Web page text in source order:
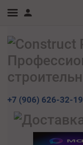
+7 (906) 626-32-19